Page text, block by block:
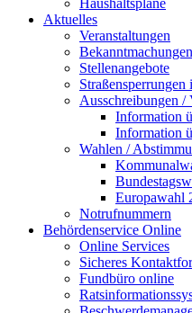
Haushaltspläne
Aktuelles
Veranstaltungen
Bekanntmachungen
Stellenangebote
Ausschreibungen /
Information
Information
Wahlen /
Europawahl
Notrufnummern
Behördenservice Online
Online Services
Sicheres
Fundbüro online